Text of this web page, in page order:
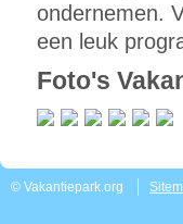
ondernemen.
een leuk
Foto's
© Vakantiepark.org